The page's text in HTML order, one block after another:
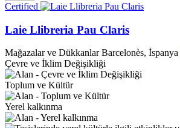
Certified
Laie Llibreria Pau Claris
Mağazalar ve Dükkanlar Barcelonès, İspanya
Çevre ve İklim Değişikliği
Toplum ve Kültür
Yerel kalkınma